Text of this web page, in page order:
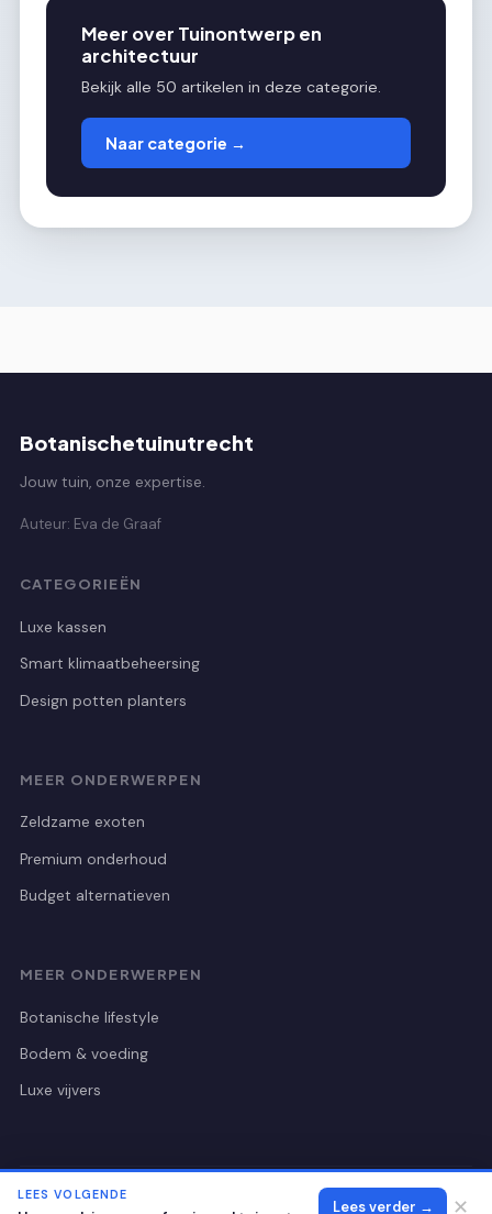
Meer over Tuinontwerp en
architectuur
Bekijk alle 50 artikelen in deze categorie.
Naar categorie →
Botanischetuinutrecht
Jouw tuin, onze expertise.
Auteur: Eva de Graaf
CATEGORIEËN
Luxe kassen
Smart klimaatbeheersing
Design potten planters
MEER ONDERWERPEN
Zeldzame exoten
Premium onderhoud
Budget alternatieven
MEER ONDERWERPEN
Botanische lifestyle
Bodem & voeding
Luxe vijvers
© 2026 Botanischetuinutrecht Alle rechten voorbehouden.
LEES VOLGENDE
Lees verder → ✕